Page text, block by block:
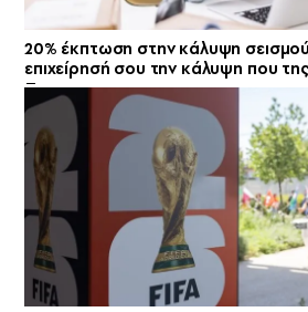
20% έκπτωση στην κάλυψη
επιχείρησή σου την κάλυψη που της